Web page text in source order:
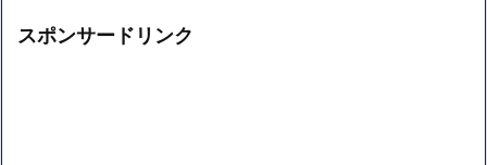
イ
スポンサードリンク